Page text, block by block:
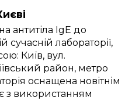
антитіла IgE до
лабораторії,
Київ, вул.
район, метро
оснащена новітнім
з використанням